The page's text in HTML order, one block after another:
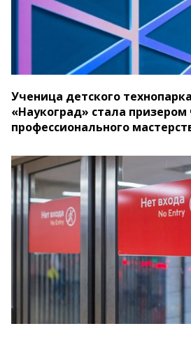
Ученица детского
«Наукоград» стала
профессионального